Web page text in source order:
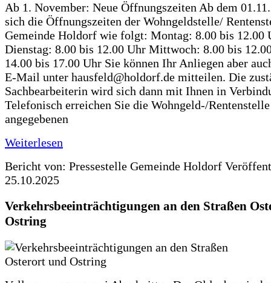
Ab 1. November: Neue Öffnungszeiten Ab dem
sich die Öffnungszeiten der Wohngeldstelle/
Gemeinde Holdorf wie folgt: Montag: 8.00 bis 12.00
Dienstag: 8.00 bis 12.00 Uhr Mittwoch: 8.00 bis
14.00 bis 17.00 Uhr Sie können Ihr Anliegen aber
E-Mail unter hausfeld@holdorf.de mitteilen. Die
Sachbearbeiterin wird sich dann mit Ihnen in
Telefonisch erreichen Sie die Wohngeld-/
angegebenen
Weiterlesen
Bericht von: Pressestelle Gemeinde Holdorf
25.10.2025
Verkehrsbeeinträchtigungen an den Straßen
Ostring